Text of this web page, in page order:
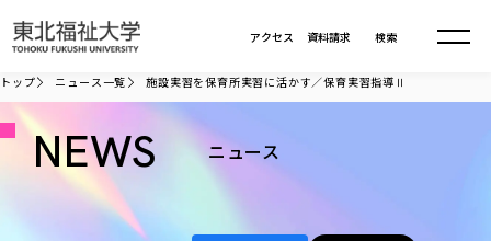
資料請求
アクセス 検索
大学について
学部・大学院
トップ ニュース一覧 施設実習を保育所実習に活かす／保育実習指導Ⅱ
NEWS ニュース